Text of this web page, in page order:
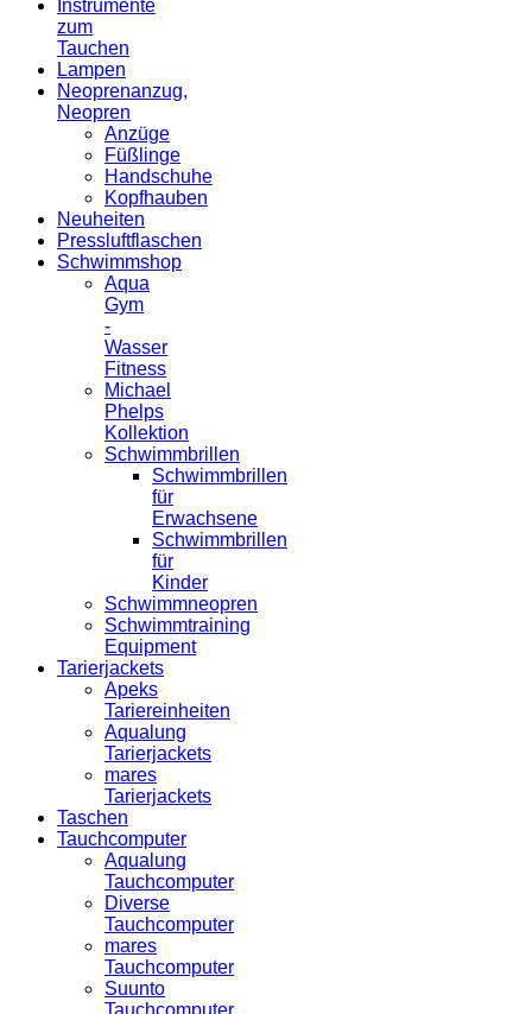
Instrumente
zum
Tauchen
Lampen
Neoprenanzug,
Neopren
Anzüge
Füßlinge
Handschuhe
Kopfhauben
Neuheiten
Pressluftflaschen
Schwimmshop
Aqua
Gym
-
Wasser
Fitness
Michael
Phelps
Kollektion
Schwimmbrillen
Schwimmbrillen
für
Erwachsene
Schwimmbrillen
für
Kinder
Schwimmneopren
Schwimmtraining
Equipment
Tarierjackets
Apeks
Tariereinheiten
Aqualung
Tarierjackets
mares
Tarierjackets
Taschen
Tauchcomputer
Aqualung
Tauchcomputer
Diverse
Tauchcomputer
mares
Tauchcomputer
Suunto